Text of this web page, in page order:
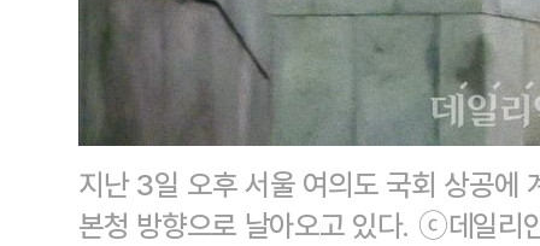
지난 3일 오후 서울 여의도 국회 상공에
본청 방향으로 날아오고 있다. ⓒ데일리